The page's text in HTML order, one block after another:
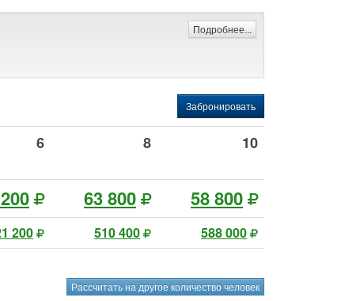
Подробнее...
Забронировать
6 8 10
63 800 58 800
200 510 400 588 000
Рассчитать на другое количество человек